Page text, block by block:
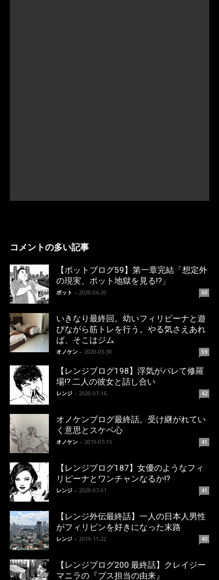
コメントの多い記事
【ポットブログ59】第一章完結「想定外
の現実、ポット地獄を見る!?」
ポット - 2020-06-20 60
いきなり最終回。幼いフィリピーナと遊
びながら筋トレを行う。やる気さえあれ
ば、そこはジム
オノケン - 2020-03-30 59
【レンジブログ198】浮気がバレて修羅
場!? 二人の彼女と話し合い
レンジ - 2020-07-16 42
オノケンブログ最終話。受け継がれてい
く意思とスケベ心
オノケン - 2019-07-15 41
【レンジブログ187】女優のようなフィ
リピーナとワンチャンなるか!?
レンジ - 2020-07-01 41
【レンジ外伝最終話】一人の日本人男性
がフィリピンを好きになった末路
レンジ - 2019-11-22 40
【レンジブログ200 最終話】クレイジー
マニラの『ブス担当の由来』